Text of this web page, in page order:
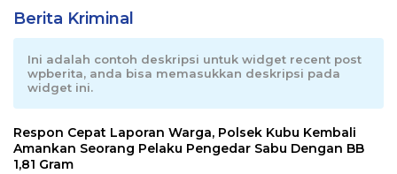
Berita Kriminal
Ini adalah contoh deskripsi untuk widget recent post
wpberita, anda bisa memasukkan deskripsi pada
widget ini.
Respon Cepat Laporan Warga, Polsek Kubu Kembali
Amankan Seorang Pelaku Pengedar Sabu Dengan BB
1,81 Gram